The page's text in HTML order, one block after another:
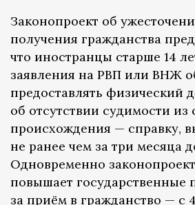
Законопроект об
получения гражданства
что иностранцы старше 14
заявления на РВП или ВНЖ
предоставлять физический
об отсутствии судимости из
происхождения — справку,
не ранее чем за три месяца
Одновременно
повышает государственные
за приём в гражданство — с